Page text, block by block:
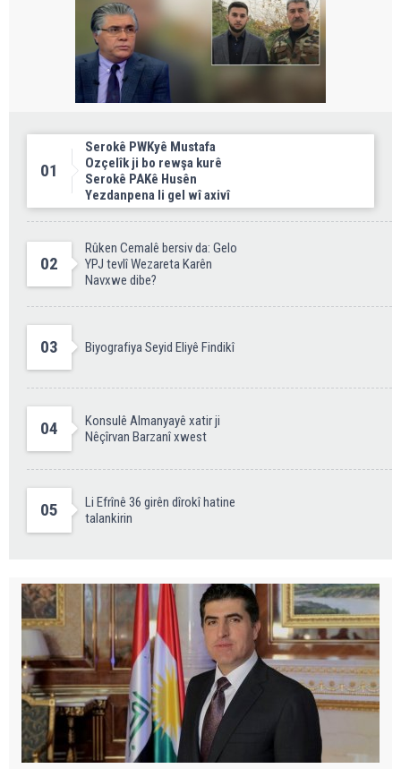
01
Serokê PWKyê Mustafa
Ozçelîk ji bo rewşa kurê
Serokê PAKê Husên
Yezdanpena li gel wî axivî
02
Rûken Cemalê bersiv da: Gelo
YPJ tevlî Wezareta Karên
Navxwe dibe?
03 Biyografiya Seyid Eliyê Findikî
04
Konsulê Almanyayê xatir ji
Nêçîrvan Barzanî xwest
05
Li Efrînê 36 girên dîrokî hatine
talankirin